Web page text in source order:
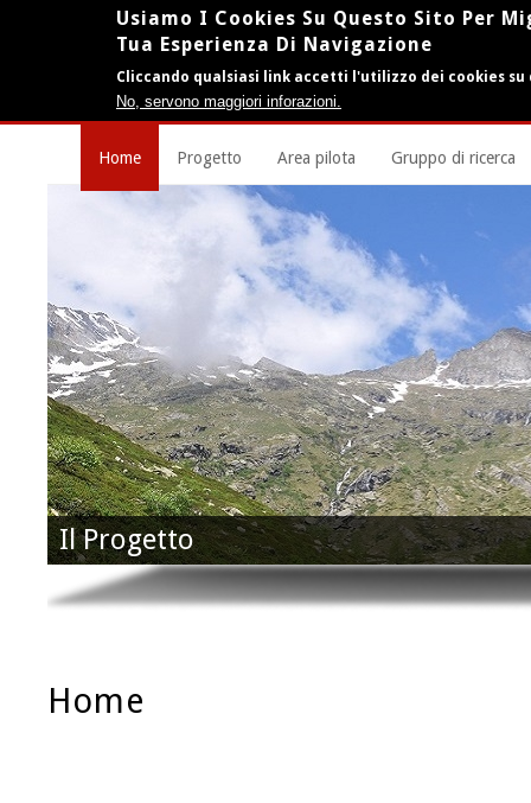
Usiamo I Cookies Su Questo Sito Per
Tua Esperienza Di Navigazione
Cliccando qualsiasi link accetti l'utilizzo dei cookies su
No, servono maggiori inforazioni.
Home Progetto Area pilota Gruppo di ricerca
Il Progetto
Home